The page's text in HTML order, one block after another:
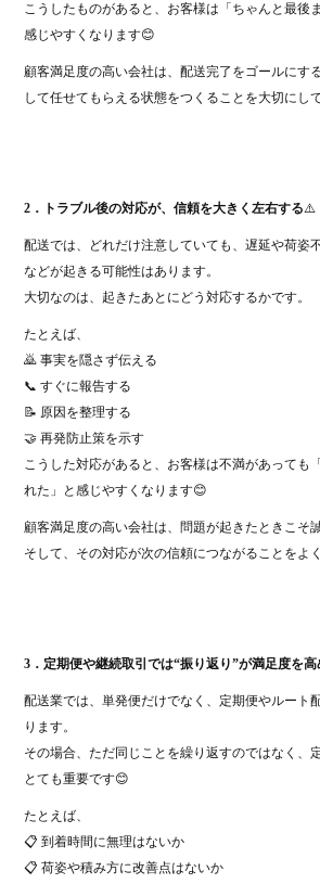
こうしたものがあると、お客様は「ちゃんと最後
感じやすくなります😊
顧客満足度の高い会社は、配送完了をゴールにす
して任せてもらえる状態をつくることを大切にし
2．トラブル後の対応が、信頼を大きく左右する⚠️
配送では、どれだけ注意していても、遅延や荷姿
などが起きる可能性はあります。
大切なのは、起きたあとにどう対応するかです。
たとえば、
🙇 事実を隠さず伝える
📞 すぐに報告する
📝 原因を整理する
🤝 再発防止策を示す
こうした対応があると、お客様は不満があっても
れた」と感じやすくなります😊
顧客満足度の高い会社は、問題が起きたときこそ
そして、その対応が次の信頼につながることをよ
3．定期便や継続取引では“振り返り”が満足度を高
配送業では、単発便だけでなく、定期便やルート
ります。
その場合、ただ同じことを繰り返すのではなく、
とても重要です😊
たとえば、
📋 到着時間に無理はないか
📋 荷姿や積み方に改善点はないか